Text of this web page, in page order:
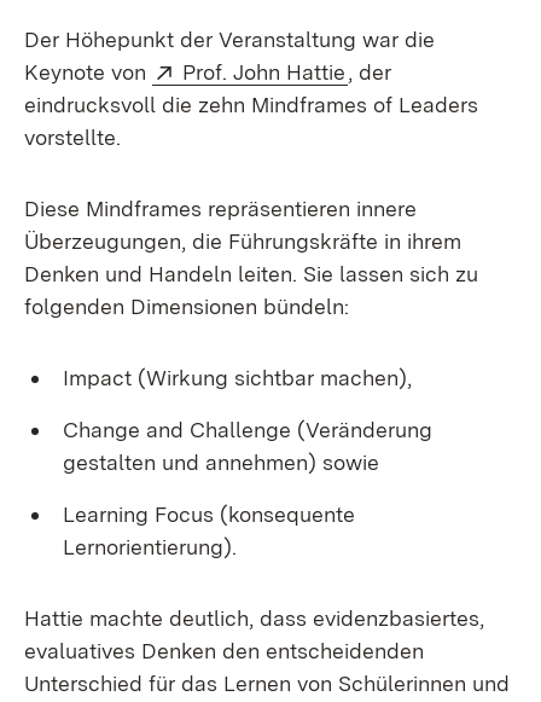
Der Höhepunkt der Veranstaltung war die
Keynote von
Extern:
Prof. John Hattie (Öffnet in neuem
, der
eindrucksvoll die zehn Mindframes of Leaders
vorstellte.
Diese Mindframes repräsentieren innere
Überzeugungen, die Führungskräfte in ihrem
Denken und Handeln leiten. Sie lassen sich zu
folgenden Dimensionen bündeln:
Impact (Wirkung sichtbar machen),
Change and Challenge (Veränderung
gestalten und annehmen) sowie
Learning Focus (konsequente
Lernorientierung).
Hattie machte deutlich, dass evidenzbasiertes,
evaluatives Denken den entscheidenden
Unterschied für das Lernen von Schülerinnen und